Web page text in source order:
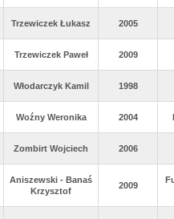
Trzewiczek Łukasz 2005
Trzewiczek Paweł 2009
Włodarczyk Kamil 1998
Woźny Weronika 2004
Zombirt Wojciech 2006
Aniszewski - Banaś
Krzysztof
2009